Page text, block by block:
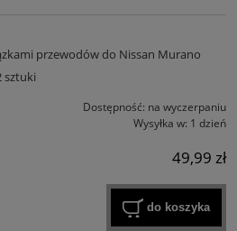
przewodów do Nissan Murano
sztuki
Dostępność: na wyczerpaniu
Wysyłka w: 1 dzień
49,99 zł
do koszyka